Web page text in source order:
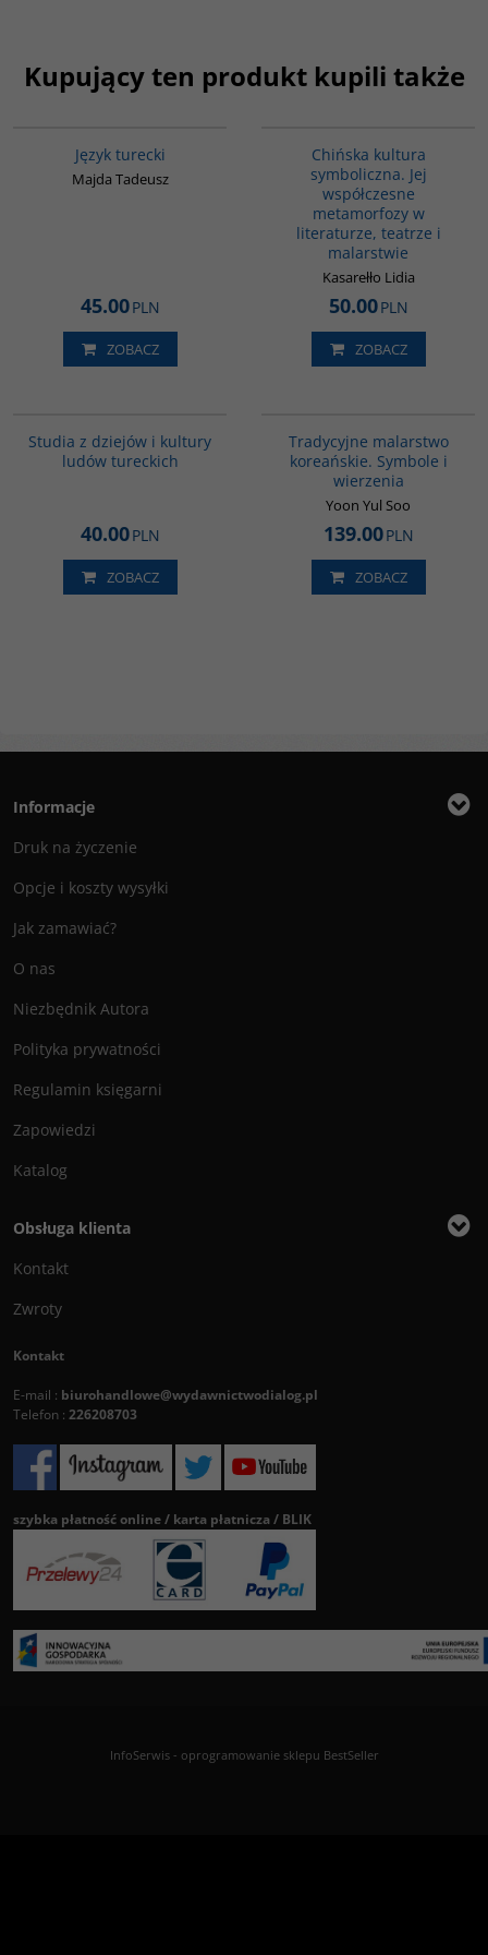
Kupujący ten produkt kupili także
Język turecki
Majda Tadeusz
45.00PLN
ZOBACZ
Chińska kultura
symboliczna. Jej
współczesne
metamorfozy w
literaturze, teatrze i
malarstwie
Kasarełło Lidia
50.00PLN
ZOBACZ
Studia z dziejów i kultury
ludów tureckich
40.00PLN
ZOBACZ
Tradycyjne malarstwo
koreańskie. Symbole i
wierzenia
Yoon Yul Soo
139.00PLN
ZOBACZ
Informacje
Druk na życzenie
Opcje i koszty wysyłki
Jak zamawiać?
O nas
Niezbędnik Autora
Polityka prywatności
Regulamin księgarni
Zapowiedzi
Katalog
Obsługa klienta
Kontakt
Zwroty
Kontakt
E-mail : biurohandlowe@wydawnictwodialog.pl
Telefon : 226208703
szybka płatność online / karta płatnicza / BLIK
InfoSerwis- oprogramowanie sklepu BestSeller